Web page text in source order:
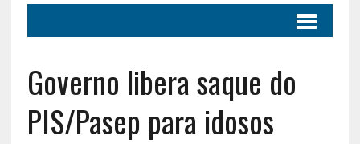
Governo libera saque do
PIS/Pasep para idosos